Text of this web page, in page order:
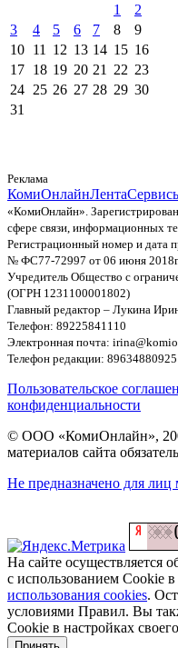
1
2
3
4 5 6 7 8
9
10 11 12 13 14 15 16
17 18 19 20 21 22 23
24 25 26 27 28 29 30
31
Реклама
КомиОнлайнЛента
«КомиОнлайн».
сфере связи, информационных
Регистрационный номер и дата
№ ФС77-72997 от 06 июня 2018г.
Учредитель Общество с
(ОГРН 1231100001802)
Главный редактор – Лукина
Телефон: 89225841110
Электронная почта:
Телефон редакции: 89634880925
Пользовательское
конфиденциальности
© ООО «КомиОнлайн»,
материалов сайта
Не предназначено для лиц
На сайте осуществляется
с использованием Cookie в
использования cookies.
условиями Правил. Вы
Cookie в настройках